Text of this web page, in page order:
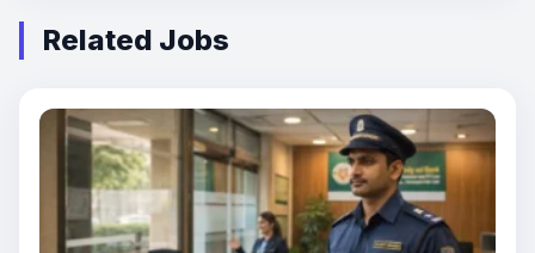
Related Jobs